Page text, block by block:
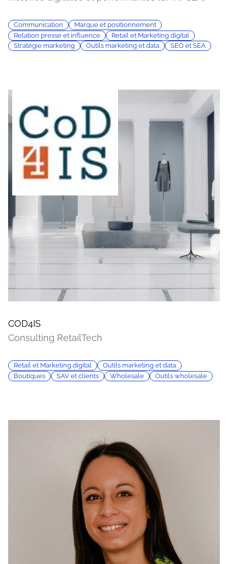
Communication
Marque et positionnement
Relation presse et influence
Retail et Marketing digital
Stratégie marketing
Outils marketing et data SEO et SEA
COD4IS
Consulting RetailTech
Retail et Marketing digital
Outils marketing et data
Boutiques
SAV et clients Wholesale Outils wholesale